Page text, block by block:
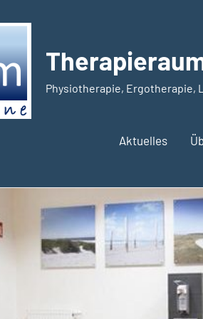
Physiotherapie, Ergotherapie,
Aktuelles